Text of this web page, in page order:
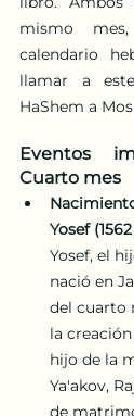
mismo
calendario
llamar a
HaShem a
Eventos
Cuarto mes
Yosef
Yosef, el
nació en
del cuarto
la
hijo de la
Ya'akov,
de